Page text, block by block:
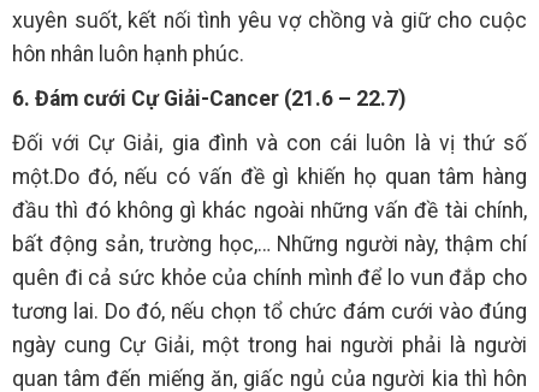
xuyên suốt, kết nối tình yêu vợ chồng và giữ cho cuộc
hôn nhân luôn hạnh phúc.
6. Đám cưới Cự Giải-Cancer (21.6 – 22.7)
Đối với Cự Giải, gia đình và con cái luôn là vị thứ số
một.Do đó, nếu có vấn đề gì khiến họ quan tâm hàng
đầu thì đó không gì khác ngoài những vấn đề tài chính,
bất động sản, trường học,… Những người này, thậm chí
quên đi cả sức khỏe của chính mình để lo vun đắp cho
tương lai. Do đó, nếu chọn tổ chức đám cưới vào đúng
ngày cung Cự Giải, một trong hai người phải là người
quan tâm đến miếng ăn, giấc ngủ của người kia thì hôn